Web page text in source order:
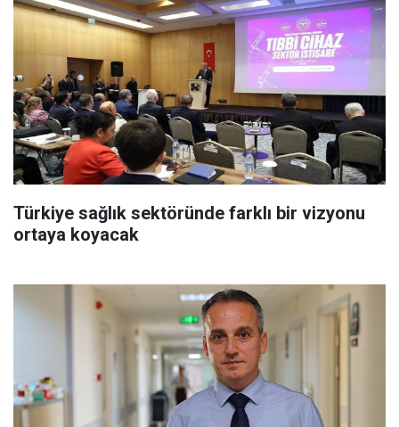
Türkiye sağlık sektöründe farklı bir vizyonu
ortaya koyacak